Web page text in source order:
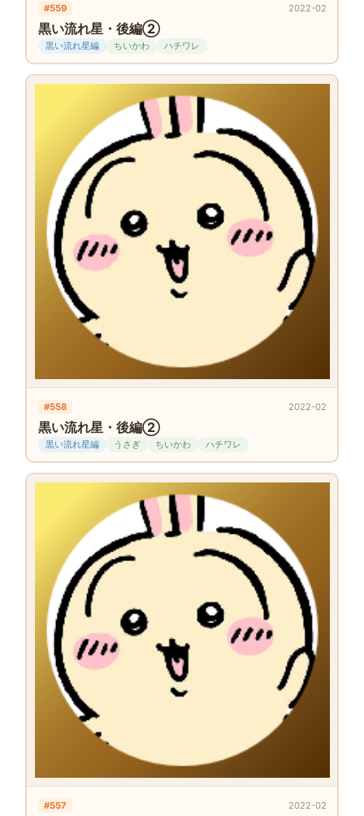
#559 2022-02
黒い流れ星・後編②
黒い流れ星編 ちいかわ ハチワレ
#558 2022-02
黒い流れ星・後編②
黒い流れ星編 うさぎ ちいかわ ハチワレ
#557 2022-02